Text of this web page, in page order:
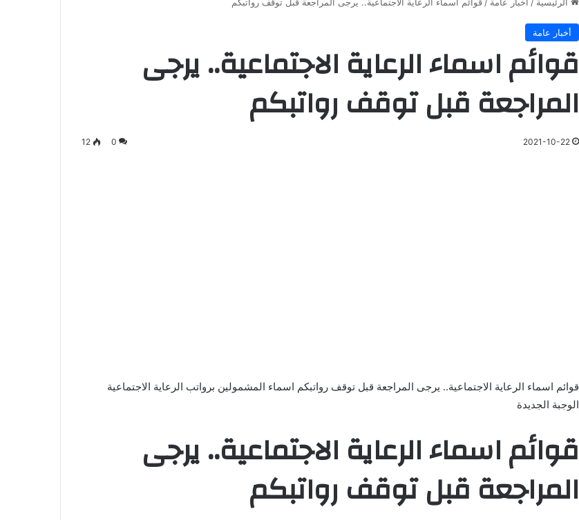
أخبار عامة
قوائم اسماء الرعاية الاجتماعية.. يرجى
المراجعة قبل توقف رواتبكم
2021-10-22
0
12
قوائم اسماء الرعاية الاجتماعية.. يرجى المراجعة قبل توقف رواتبكم اسماء المشمولين برواتب الرعاية الاجتماعية
الوجبة الجديدة
قوائم اسماء الرعاية الاجتماعية.. يرجى
المراجعة قبل توقف رواتبكم